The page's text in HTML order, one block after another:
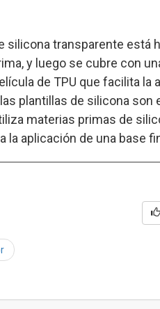
silicona transparente está
y luego se cubre con
de TPU que facilita
plantillas de silicona son
materias primas de
la aplicación de una base